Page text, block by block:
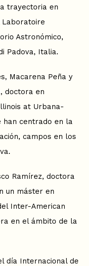
trayectoria en
Laboratoire
Astronómico,
Padova, Italia.
Macarena Peña y
doctora en
at Urbana-
han centrado en la
campos en los
Ramírez, doctora
un máster en
Inter-American
en el ámbito de la
día Internacional de